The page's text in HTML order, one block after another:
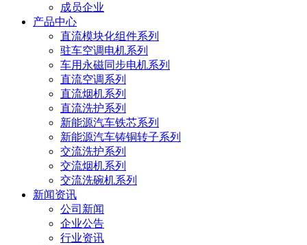
成员企业
产品中心
直流模块化组件系列
驻车空调电机系列
车用永磁同步电机系列
直流空调系列
直流烟机系列
直流洗护系列
新能源汽车铁芯系列
新能源汽车铸铜转子系列
交流洗护系列
交流烟机系列
交流洗碗机系列
新闻资讯
公司新闻
企业公告
行业资讯